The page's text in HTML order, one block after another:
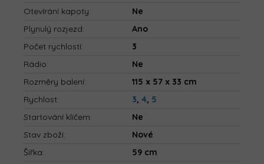
Otevírání kapoty:
Ne
Plynulý rozjezd:
Ano
Počet rychlostí:
3
Rádio:
Ne
Rozměry balení:
115 x 57 x 33 cm
Rychlost: 3, 4, 5
Startování klíčem:
Ne
Stav zboží:
Nové
Šířka:
59 cm